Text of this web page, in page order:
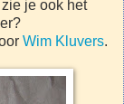
je ook het
Wim Kluvers.